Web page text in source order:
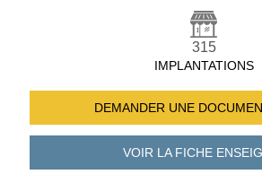
315
IMPLANTATIONS
DEMANDER UNE
VOIR LA FICHE